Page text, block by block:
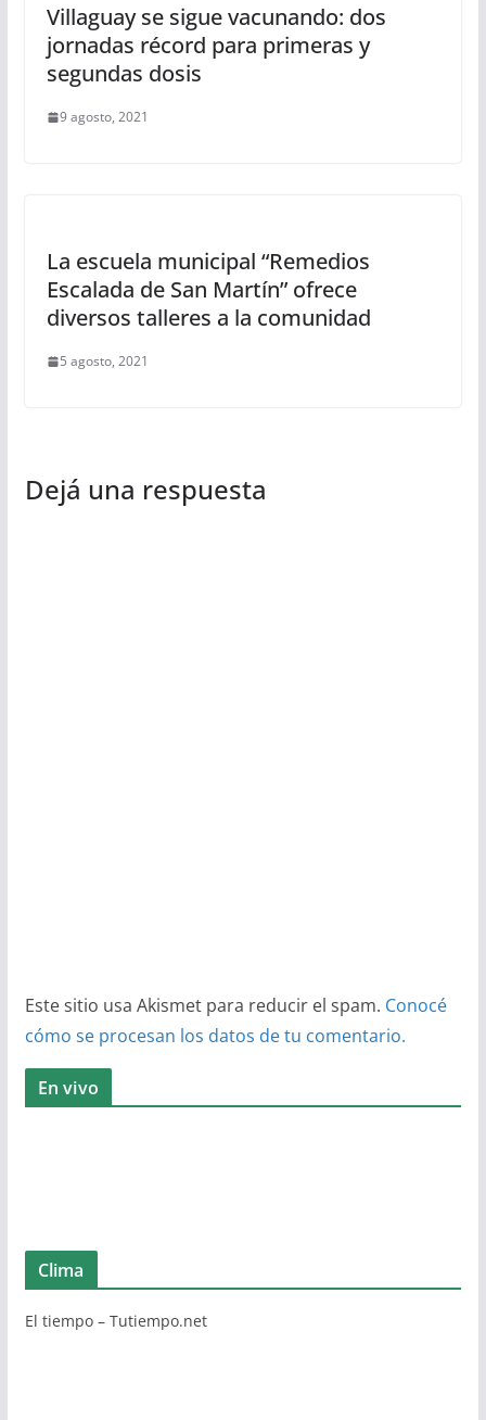
Villaguay se sigue vacunando: dos
jornadas récord para primeras y
segundas dosis
9 agosto, 2021
La escuela municipal “Remedios
Escalada de San Martín” ofrece
diversos talleres a la comunidad
5 agosto, 2021
Dejá una respuesta
Este sitio usa Akismet para reducir el spam. Conocé
cómo se procesan los datos de tu comentario.
En vivo
Clima
El tiempo – Tutiempo.net